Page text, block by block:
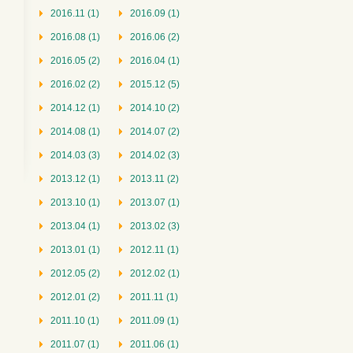
2016.11 (1) 2016.09 (1)
2016.08 (1) 2016.06 (2)
2016.05 (2) 2016.04 (1)
2016.02 (2) 2015.12 (5)
2014.12 (1) 2014.10 (2)
2014.08 (1) 2014.07 (2)
2014.03 (3) 2014.02 (3)
2013.12 (1) 2013.11 (2)
2013.10 (1) 2013.07 (1)
2013.04 (1) 2013.02 (3)
2013.01 (1) 2012.11 (1)
2012.05 (2) 2012.02 (1)
2012.01 (2) 2011.11 (1)
2011.10 (1) 2011.09 (1)
2011.07 (1) 2011.06 (1)